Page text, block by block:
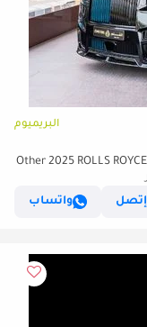
البريميوم
رولز رويس كولينان Other 2025 ROLLS ROYCE CULLINAN MANSORY DONE
إتصل
واتساب